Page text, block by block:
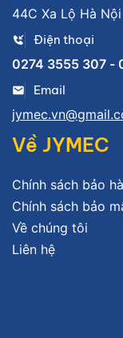
44C Xa Lộ Hà
Điện thoại
0274 3555 307 -
Email
Về JYMEC
Chính sách bảo
Chính sách bảo
Về chúng tôi
Liên hệ